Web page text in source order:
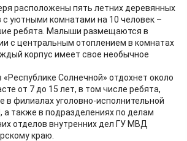
расположены пять летних деревянных
с уютными комнатами на 10 человек –
ребята. Малыши размещаются в
с центральным отоплением в комнатах
корпус имеет свое необычное
«Республике Солнечной» отдохнет около
от 7 до 15 лет, в том числе ребята,
в филиалах уголовно-исполнительной
также в подразделениях по делам
отделов внутренних дел ГУ МВД
краю.